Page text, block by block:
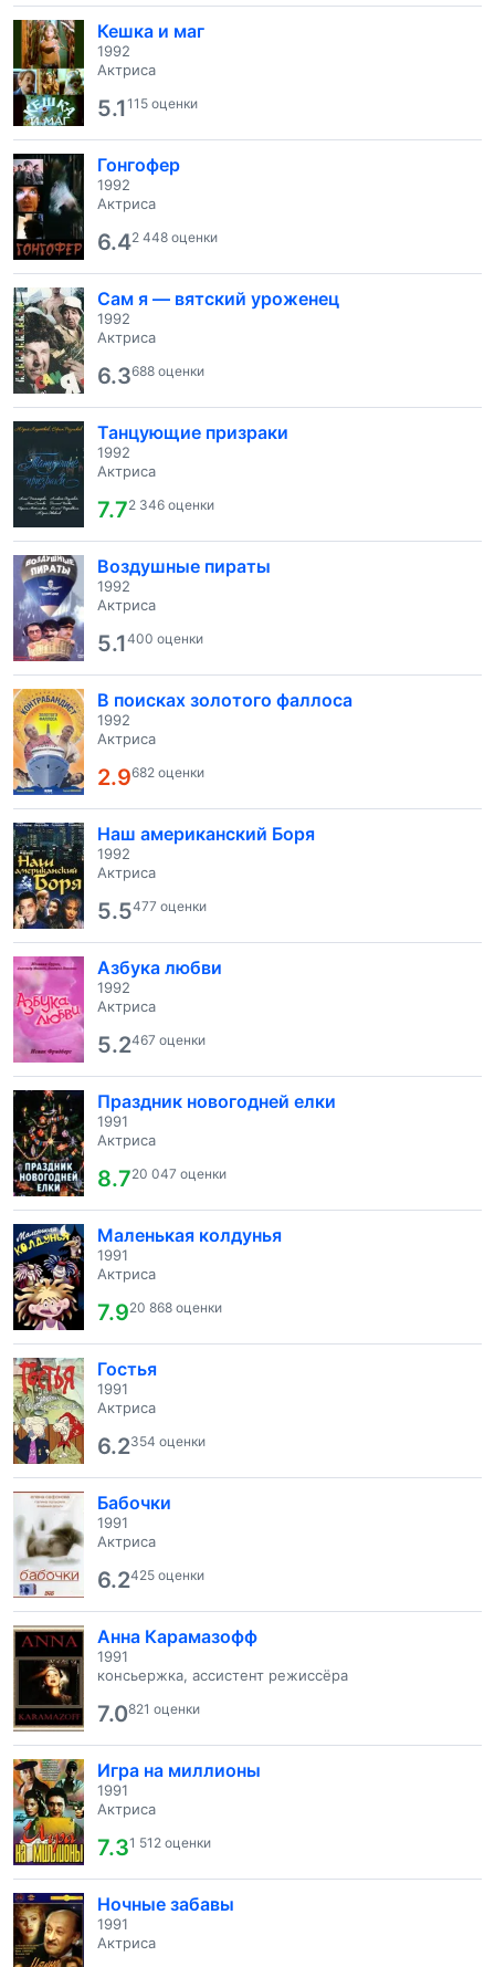
Кешка и маг
1992
Актриса
5.1115 оценки
Гонгофер
1992
Актриса
6.42 448 оценки
Сам я — вятский уроженец
1992
Актриса
6.3688 оценки
Танцующие призраки
1992
Актриса
7.72 346 оценки
Воздушные пираты
1992
Актриса
5.1400 оценки
В поисках золотого фаллоса
1992
Актриса
2.9682 оценки
Наш американский Боря
1992
Актриса
5.5477 оценки
Азбука любви
1992
Актриса
5.2467 оценки
Праздник новогодней елки
1991
Актриса
8.720 047 оценки
Маленькая колдунья
1991
Актриса
7.920 868 оценки
Гостья
1991
Актриса
6.2354 оценки
Бабочки
1991
Актриса
6.2425 оценки
Анна Карамазофф
1991
консьержка, ассистент режиссёра
7.0821 оценки
Игра на миллионы
1991
Актриса
7.31 512 оценки
Ночные забавы
1991
Актриса